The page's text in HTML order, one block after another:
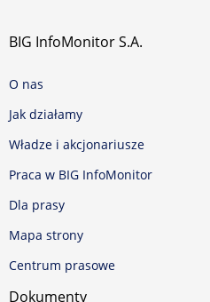
BIG InfoMonitor S.A.
O nas
Jak działamy
Władze i akcjonariusze
Praca w BIG InfoMonitor
Dla prasy
Mapa strony
Centrum prasowe
Dokumenty